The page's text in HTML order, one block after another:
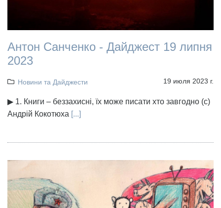
Антон Санченко - Дайджест 19 липня
2023
Новини та Дайджести 19 июля 2023 г.
▶ 1. Книги – беззахисні, їх може писати хто завгодно (с)
Андрій Кокотюха [...]